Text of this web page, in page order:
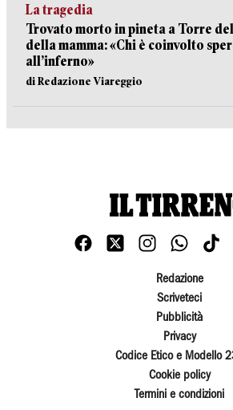
La tragedia
Trovato morto in pineta a Torre
della mamma: «Chi è coinvolto
all’inferno»
di Redazione Viareggio
Redazione
Scriveteci
Pubblicità
Privacy
Codice Etico e Modello
Cookie policy
Termini e condizioni